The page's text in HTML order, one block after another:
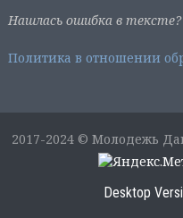
Нашлась ошибка в
Политика в отношении
2017-2024 © Молодежь
Desktop